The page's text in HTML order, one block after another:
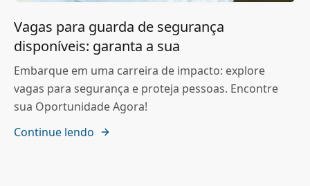
Vagas para guarda de segurança
disponíveis: garanta a sua
Embarque em uma carreira de impacto: explore
vagas para segurança e proteja pessoas. Encontre
sua Oportunidade Agora!
Continue lendo